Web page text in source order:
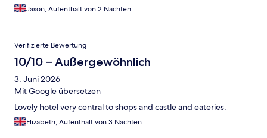
Jason, Aufenthalt von 2 Nächten
Verifizierte Bewertung
10/10 – Außergewöhnlich
3. Juni 2026
Mit Google übersetzen
Lovely hotel very central to shops and castle and eateries.
Elizabeth, Aufenthalt von 3 Nächten